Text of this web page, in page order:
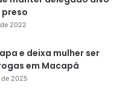
2022
e deixa mulher ser
em Macapá
2025